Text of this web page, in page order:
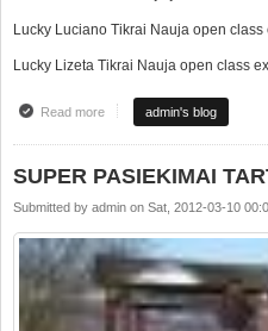
Lucky Luciano Tikrai Nauja open class
Lucky Lizeta Tikrai Nauja open class
Read moreabout National dog show
admin's blog
SUPER PASIEKIMAI
Submitted by admin on Sat, 2012-03-10